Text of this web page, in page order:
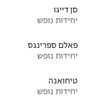
לאס וגאס
יחידות נופש
ביג בר לייק
יחידות נופש
עץ יהושע
יחידות נופש